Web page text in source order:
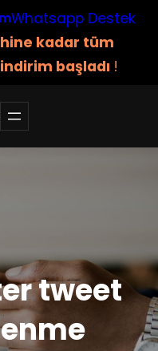
Whatsapp Destek
kadar tüm
başladı !
tweet